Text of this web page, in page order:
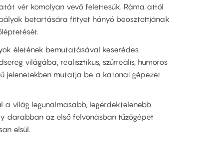
vér komolyan vevő felettesük. Ráma attól
betartására fittyet hányó beosztottjának
életének bemutatásával keserédes
világába, realisztikus, szürreális, humoros
jelenetekben mutatja be a katonai gépezet
a világ legunalmasabb, legérdektelenebb
darabban az első felvonásban tűzőgépet
elsül.